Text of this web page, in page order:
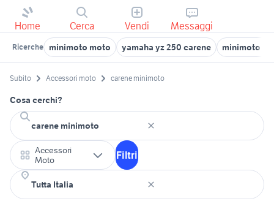
Home Cerca Vendi Messaggi
Ricerche minimoto moto yamaha yz 250 carene minimoto
Subito Accessori moto carene minimoto
Cosa cerchi?
Accessori
Moto
Filtri